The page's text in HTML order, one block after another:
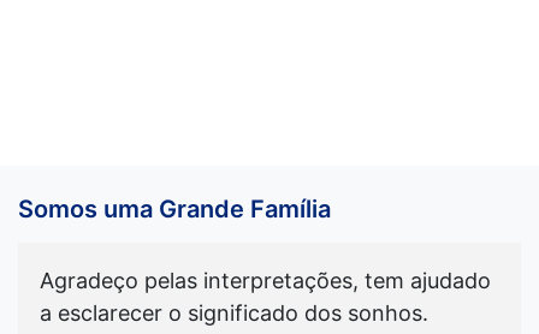
Somos uma Grande Família
Agradeço pelas interpretações, tem ajudado
a esclarecer o significado dos sonhos.